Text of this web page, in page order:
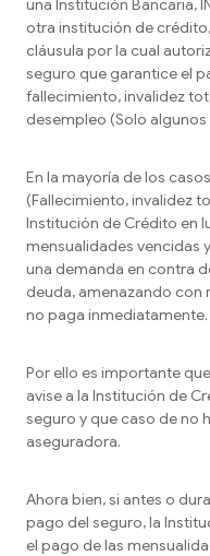
una Institución Bancaria,
otra institución de
cláusula por la cual
seguro que garantice el
fallecimiento, invalidez
desempleo (Solo
En la mayoría de los
(Fallecimiento, invalidez
Institución de Crédito en
mensualidades vencidas
una demanda en contra
deuda, amenazando con
no paga inmediatamente.
Por ello es importante
avise a la Institución de
seguro y que caso de no
aseguradora.
Ahora bien, si antes o
pago del seguro, la
el pago de las